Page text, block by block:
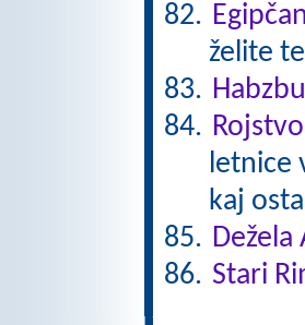
želite
letnice
kaj
Dežela
Stari